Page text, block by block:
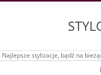
Najlepsze stylizacje, bądź na